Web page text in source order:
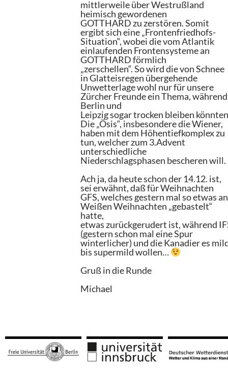
mittlerweile über Westrußland
heimisch gewordenen
GOTTHARD zu zerstören. Somit
ergibt sich eine „Frontenfriedhofs-
Situation“, wobei die vom Atlantik
einlaufenden Frontensysteme an
GOTTHARD förmlich
„zerschellen“. So wird die von Schnee
in Glatteisregen übergehende
Unwetterlage wohl nur für unsere
Zürcher Freunde ein Thema, während
Berlin und
Leipzig sogar trocken bleiben
Die „Ösis“, insbesondere die Wiener,
haben mit dem Höhentiefkomplex zu
tun, welcher zum 3.Advent
unterschiedliche
Niederschlagsphasen bescheren will.
Ach ja, da heute schon der 14.12. ist,
sei erwähnt, daß für Weihnachten
GFS, welches gestern mal so etwas an
Weißen Weihnachten „gebastelt“
hatte,
etwas zurückgerudert ist, während
(gestern schon mal eine Spur
winterlicher) und die Kanadier es
bis supermild wollen…
Gruß in die Runde
Michael